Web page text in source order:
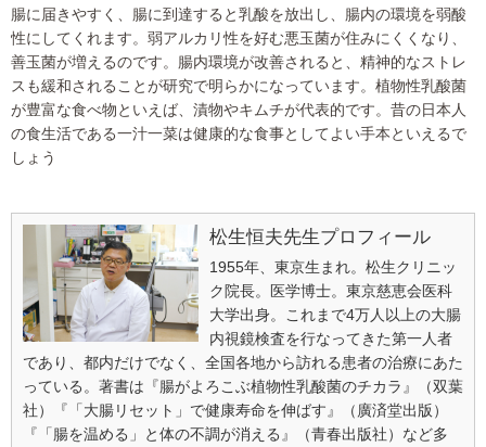
腸に届きやすく、腸に到達すると乳酸を放出し、腸内の環境を弱酸
性にしてくれます。弱アルカリ性を好む悪玉菌が住みにくくなり、
善玉菌が増えるのです。腸内環境が改善されると、精神的なストレ
スも緩和されることが研究で明らかになっています。植物性乳酸菌
が豊富な食べ物といえば、漬物やキムチが代表的です。昔の日本人
の食生活である一汁一菜は健康的な食事としてよい手本といえるで
しょう
松生恒夫先生プロフィール
1955年、東京生まれ。松生クリニッ
ク院長。医学博士。東京慈恵会医科
大学出身。これまで4万人以上の大腸
内視鏡検査を行なってきた第一人者
であり、都内だけでなく、全国各地から訪れる患者の治療にあた
っている。著書は『腸がよろこぶ植物性乳酸菌のチカラ』（双葉
社）『「大腸リセット」で健康寿命を伸ばす』（廣済堂出版）
『「腸を温める」と体の不調が消える』（青春出版社）など多